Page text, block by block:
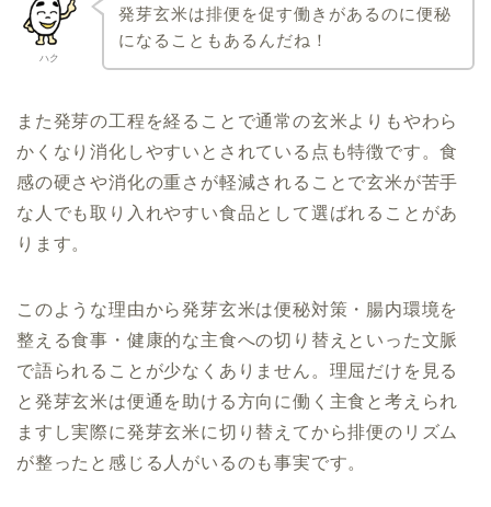
ハク
発芽玄米は排便を促す働きがあるのに便秘
になることもあるんだね！
また発芽の工程を経ることで通常の玄米よりもやわら
かくなり消化しやすいとされている点も特徴です。食
感の硬さや消化の重さが軽減されることで玄米が苦手
な人でも取り入れやすい食品として選ばれることがあ
ります。
このような理由から発芽玄米は便秘対策・腸内環境を
整える食事・健康的な主食への切り替えといった文脈
で語られることが少なくありません。理屈だけを見る
と発芽玄米は便通を助ける方向に働く主食と考えられ
ますし実際に発芽玄米に切り替えてから排便のリズム
が整ったと感じる人がいるのも事実です。